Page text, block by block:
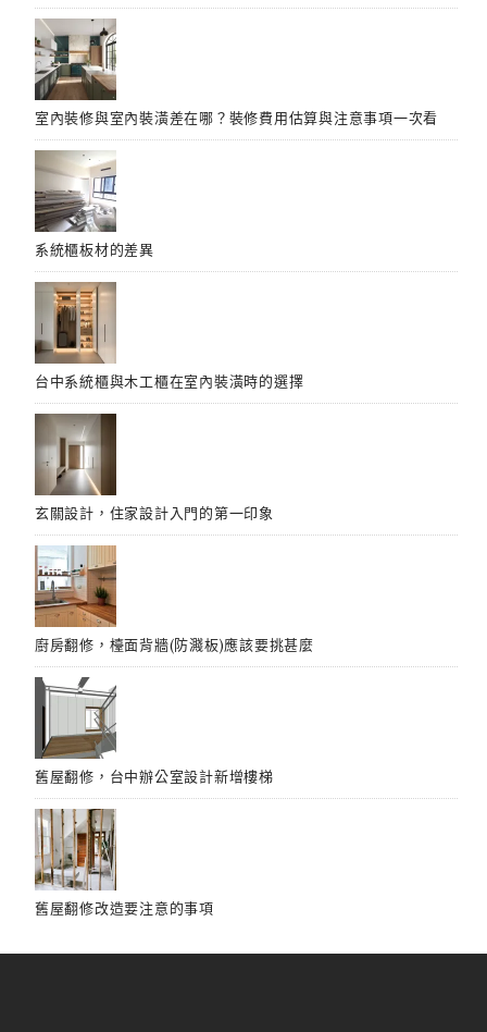
室內裝修與室內裝潢差在哪？裝修費用估算與注意事項一次看
系統櫃板材的差異
台中系統櫃與木工櫃在室內裝潢時的選擇
玄關設計，住家設計入門的第一印象
廚房翻修，檯面背牆(防濺板)應該要挑甚麼
舊屋翻修，台中辦公室設計新增樓梯
舊屋翻修改造要注意的事項